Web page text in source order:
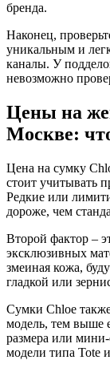
бренда.
Наконец,
уникальным и
каналы. У
невозможно
Цены на
Москве:
Цена на сумку
стоит учитывать
Редкие или
дороже, чем
Второй фактор –
эксклюзивных
змеиная кожа,
гладкой или
Сумки Chloe
модель, тем выше
размера или
модели типа Tote